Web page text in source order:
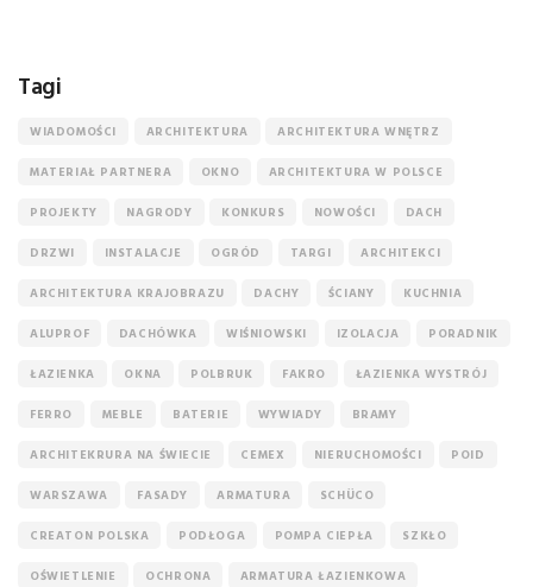
Tagi
WIADOMOŚCI ARCHITEKTURA ARCHITEKTURA WNĘTRZ
MATERIAŁ PARTNERA OKNO ARCHITEKTURA W POLSCE
PROJEKTY NAGRODY KONKURS NOWOŚCI DACH
DRZWI INSTALACJE OGRÓD TARGI ARCHITEKCI
ARCHITEKTURA KRAJOBRAZU DACHY ŚCIANY KUCHNIA
ALUPROF DACHÓWKA WIŚNIOWSKI IZOLACJA PORADNIK
ŁAZIENKA OKNA POLBRUK FAKRO ŁAZIENKA WYSTRÓJ
FERRO MEBLE BATERIE WYWIADY BRAMY
ARCHITEKRURA NA ŚWIECIE CEMEX NIERUCHOMOŚCI POID
WARSZAWA FASADY ARMATURA SCHÜCO
CREATON POLSKA PODŁOGA POMPA CIEPŁA SZKŁO
OŚWIETLENIE OCHRONA ARMATURA ŁAZIENKOWA